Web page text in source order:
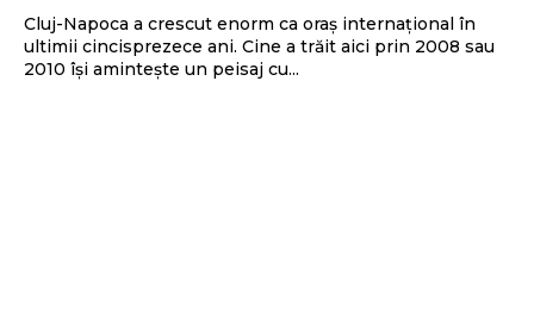
Cluj-Napoca a crescut enorm ca oraș internațional în
ultimii cincisprezece ani. Cine a trăit aici prin 2008 sau
2010 își amintește un peisaj cu...